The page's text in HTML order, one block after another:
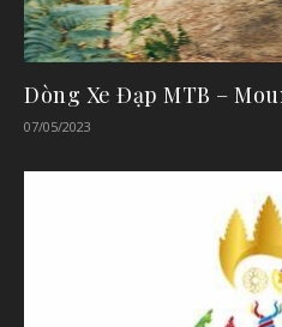
Dòng Xe Đạp MTB –
07/05/2023